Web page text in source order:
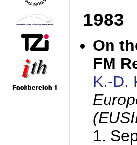
1983
On
FM
K.-D.
1.